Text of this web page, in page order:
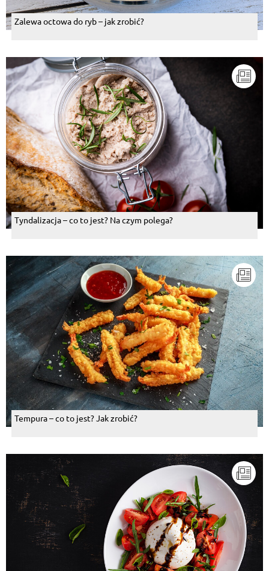
Zalewa octowa do ryb – jak zrobić?
Tyndalizacja – co to jest? Na czym polega?
Tempura – co to jest? Jak zrobić?